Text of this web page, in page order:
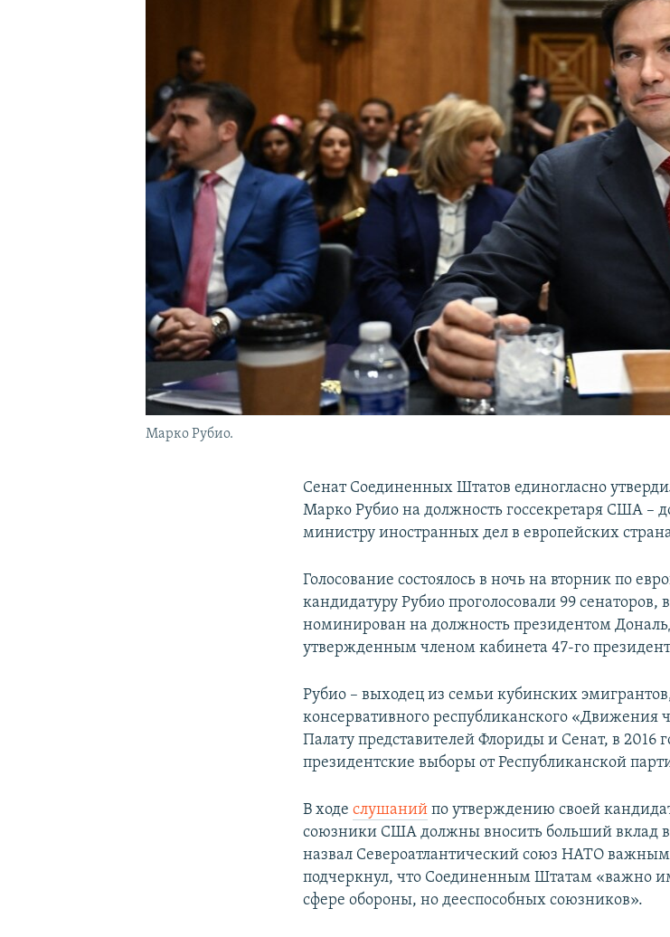
Марко Рубио.
Сенат Соединенных Штатов единогласно
Марко Рубио на должность госсекретаря США –
министру иностранных дел в европейских
Голосование состоялось в ночь на вторник по
кандидатуру Рубио проголосовали 99 сенаторов,
номинирован на должность президентом
утвержденным членом кабинета 47-го
Рубио – выходец из семьи кубинских
консервативного республиканского «Движения
Палату представителей Флориды и Сенат, в 2016
президентские выборы от Республиканской
В ходеслушаний по утверждению своей
союзники США должны вносить больший вклад
назвал Североатлантический союз НАТО
подчеркнул, что Соединенным Штатам «важно
сфере обороны, но дееспособных союзников».